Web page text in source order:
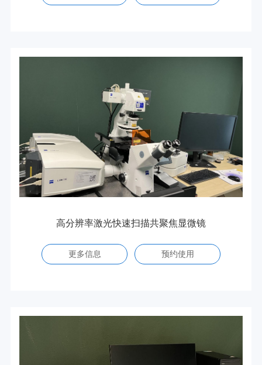
高分辨率激光快速扫描共聚焦显微镜
更多信息 预约使用